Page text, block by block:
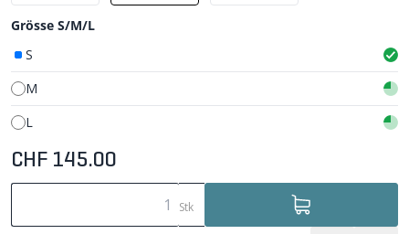
Grösse S/M/L
S
M
L
CHF 145.00
Stk